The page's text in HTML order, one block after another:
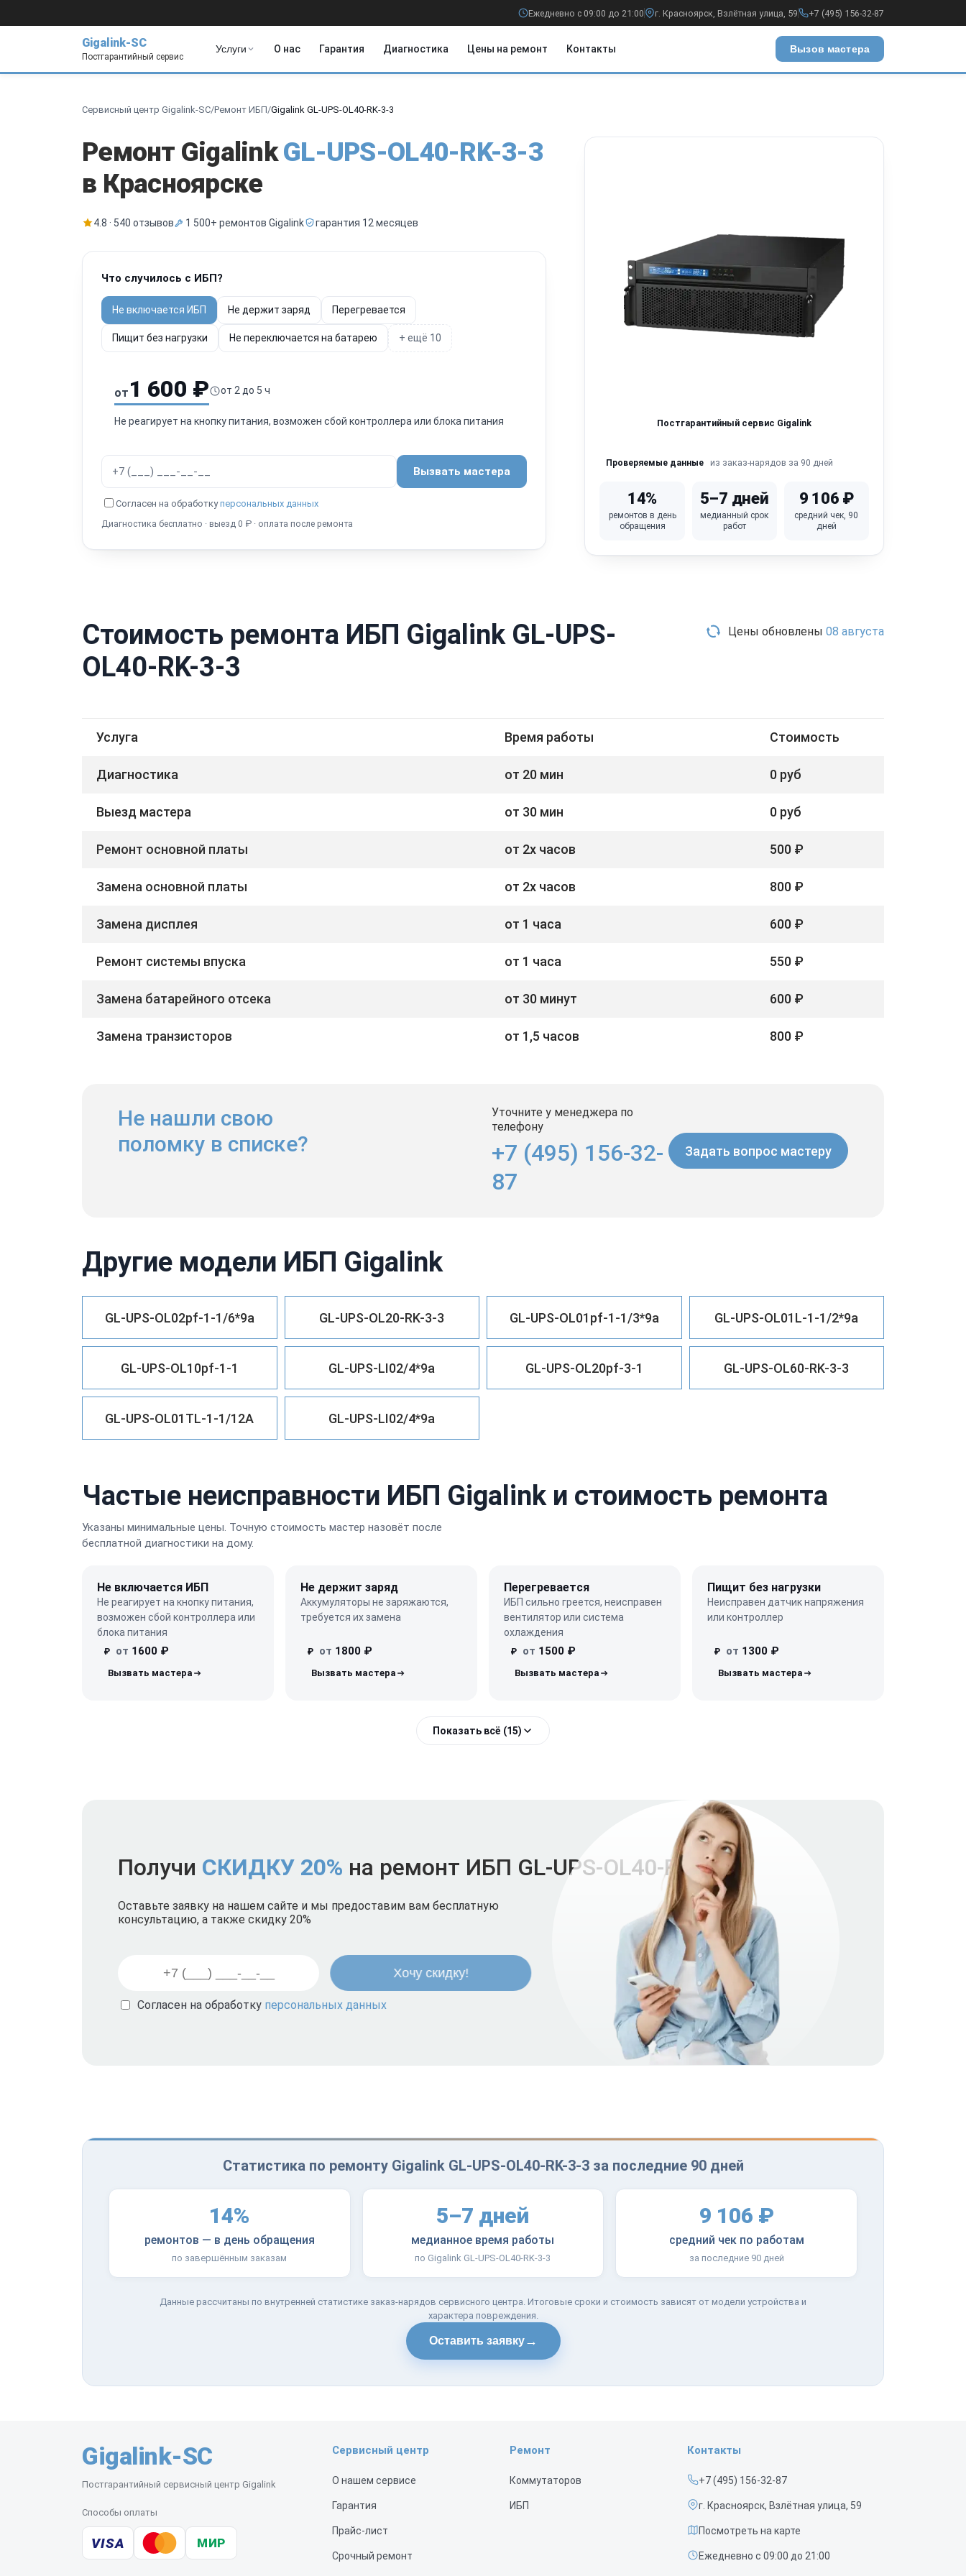
Ежедневно с 09:00 до 21:00 г. Красноярск, Взлётная улица, 59 +7 (495) 156-32-87
Gigalink-SC
Постгарантийный сервис
Услуги О нас Гарантия Диагностика Цены на ремонт Контакты Вызов мастера
Сервисный центр Gigalink-SC/Ремонт ИБП/Gigalink GL-UPS-OL40-RK-3-3
Ремонт GigalinkGL-UPS-OL40-RK-3-3
в Красноярске
4.8 · 540 отзывов 1 500+ ремонтов Gigalink гарантия 12 месяцев
Что случилось с ИБП?
Не включается ИБП Не держит заряд Перегревается
Пищит без нагрузки Не переключается на батарею + ещё 10
от 1 600 ₽ от 2 до 5 ч
Не реагирует на кнопку питания, возможен сбой контроллера или блока питания
Вызвать мастера
Согласен на обработкуперсональных данных
Диагностика бесплатно · выезд 0 ₽ · оплата после ремонта
Постгарантийный сервис Gigalink
Проверяемые данные из заказ-нарядов за 90 дней
14%
ремонтов в день
обращения
5–7 дней
медианный срок
работ
9 106 ₽
средний чек, 90
дней
Стоимость ремонта ИБП Gigalink GL-UPS-
OL40-RK-3-3
Цены обновлены 08 августа
Услуга Время работы Стоимость
Диагностика от 20 мин 0 руб
Выезд мастера от 30 мин 0 руб
Ремонт основной платы от 2х часов 500 ₽
Замена основной платы от 2х часов 800 ₽
Замена дисплея от 1 часа 600 ₽
Ремонт системы впуска от 1 часа 550 ₽
Замена батарейного отсека от 30 минут 600 ₽
Замена транзисторов от 1,5 часов 800 ₽
Не нашли свою
поломку в списке?
Уточните у менеджера по
телефону
+7 (495) 156-32-
87
Задать вопрос мастеру
Другие модели ИБП Gigalink
GL-UPS-OL02pf-1-1/6*9a GL-UPS-OL20-RK-3-3 GL-UPS-OL01pf-1-1/3*9a GL-UPS-OL01L-1-1/2*9a
GL-UPS-OL10pf-1-1 GL-UPS-LI02/4*9a GL-UPS-OL20pf-3-1 GL-UPS-OL60-RK-3-3
GL-UPS-OL01TL-1-1/12A GL-UPS-LI02/4*9a
Частые неисправности ИБП Gigalink и стоимость ремонта
Указаны минимальные цены. Точную стоимость мастер назовёт после
бесплатной диагностики на дому.
Не включается ИБП
Не реагирует на кнопку питания,
возможен сбой контроллера или
блока питания
₽ от 1600 ₽
Не держит заряд
Аккумуляторы не заряжаются,
требуется их замена
₽ от 1800 ₽
Перегревается
ИБП сильно греется, неисправен
вентилятор или система
охлаждения
₽ от 1500 ₽
Пищит без нагрузки
Неисправен датчик напряжения
или контроллер
₽ от 1300 ₽
Показать всё (15)
Получи СКИДКУ 20% на ремонт ИБП GL-UPS-OL40-RK-3-3
Оставьте заявку на нашем сайте и мы предоставим вам бесплатную
консультацию, а также скидку 20%
Согласен на обработку персональных данных
Статистика по ремонту Gigalink GL-UPS-OL40-RK-3-3 за последние 90 дней
14%
ремонтов — в день обращения
по завершённым заказам
5–7 дней
медианное время работы
по Gigalink GL-UPS-OL40-RK-3-3
9 106 ₽
средний чек по работам
за последние 90 дней
Данные рассчитаны по внутренней статистике заказ-нарядов сервисного центра. Итоговые сроки и стоимость зависят от модели устройства и
характера повреждения.
Оставить заявку→
Gigalink-SC
Постгарантийный сервисный центр Gigalink
Способы оплаты
VISA МИР
Сервисный центр
О нашем сервисе
Гарантия
Прайс-лист
Срочный ремонт
Ремонт
Коммутаторов
ИБП
Контакты
+7 (495) 156-32-87
г. Красноярск, Взлётная улица, 59
Посмотреть на карте
Ежедневно с 09:00 до 21:00